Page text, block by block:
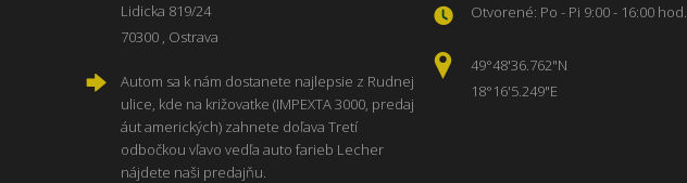
Lidicka 819/24
70300 , Ostrava
Autom sa k nám dostanete najlepsie z Rudnej
ulice, kde na križovatke (IMPEXTA 3000, predaj
áut amerických) zahnete doľava Tretí
odbočkou vľavo vedľa auto farieb Lecher
nájdete naši predajňu.
Otvorené: Po - Pi 9:00 - 16:00 hod.
49°48'36.762"N
18°16'5.249"E